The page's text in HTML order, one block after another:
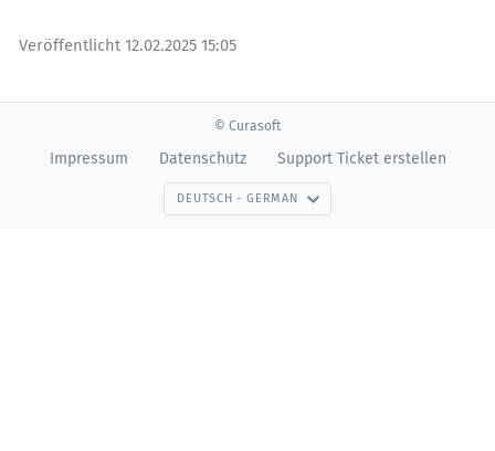
Veröffentlicht 12.02.2025 15:05
© Curasoft
Impressum Datenschutz Support Ticket erstellen
DEUTSCH - GERMAN